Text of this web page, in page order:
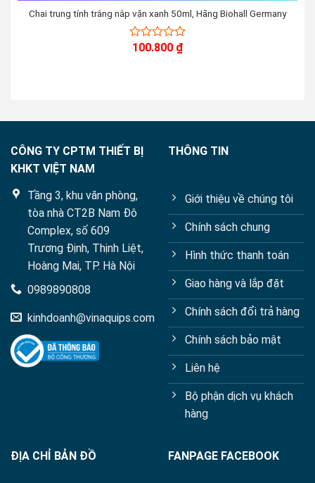
Chai trung tính trắng nắp vặn xanh 50ml, Hãng Biohall Germany
0100.800 ₫
CÔNG TY CPTM THIẾT BỊ
KHKT VIỆT NAM
Tầng 3, khu văn phòng,
tòa nhà CT2B Nam Đô
Complex, số 609
Trương Định, Thịnh Liệt,
Hoàng Mai, TP. Hà Nội
0989890808
kinhdoanh@vinaquips.com
THÔNG TIN
Giới thiệu về chúng tôi
Chính sách chung
Hình thức thanh toán
Giao hàng và lắp đặt
Chính sách đổi trả hàng
Chính sách bảo mật
Liên hệ
Bộ phận dịch vụ khách
hàng
ĐỊA CHỈ BẢN ĐỒ FANPAGE FACEBOOK